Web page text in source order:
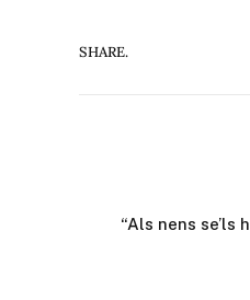
SHARE.
“Als nens se’ls